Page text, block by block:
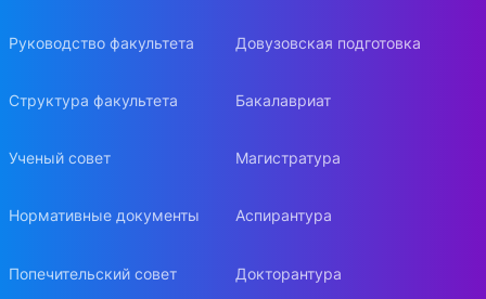
Руководство факультета
Структура факультета
Ученый совет
Нормативные документы
Попечительский совет
Довузовская подготовка
Бакалавриат
Магистратура
Аспирантура
Докторантура